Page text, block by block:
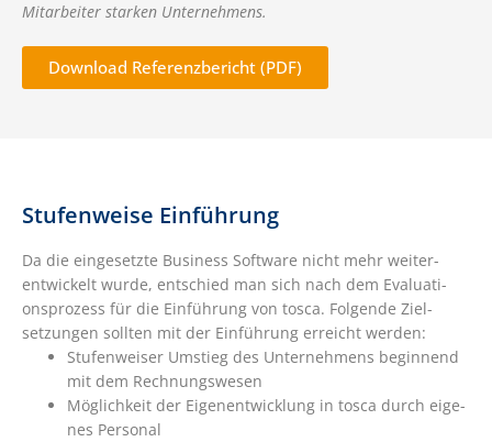
Mitarbeiter starken Unternehmens.
Download Referenzbericht (PDF)
Stufenweise Einführung
Da die eingesetzte Business Software nicht mehr weiter­
entwickelt wurde, entschied man sich nach dem Evaluati­
onsprozess für die Einführung von tosca. Folgende Ziel­
setzungen sollten mit der Einführung erreicht werden:
Stufenweiser Umstieg des Unternehmens beginnend
mit dem Rechnungswesen
Möglichkeit der Eigenentwicklung in tosca durch eige­
nes Personal